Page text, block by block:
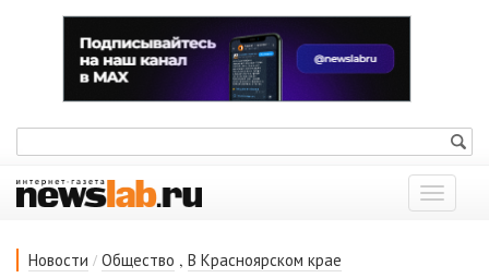
Показать
меню
Новости / Общество , В Красноярском крае